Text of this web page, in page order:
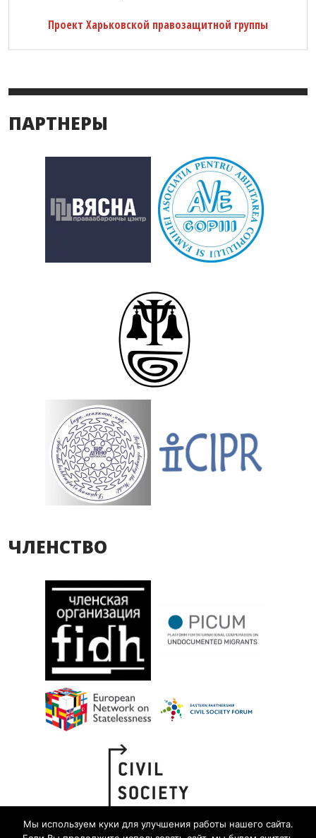
Проект Харьковской правозащитной группы
ПАРТНЕРЫ
ЧЛЕНСТВО
Мы используем куки для улучшения работы нашего сайта.